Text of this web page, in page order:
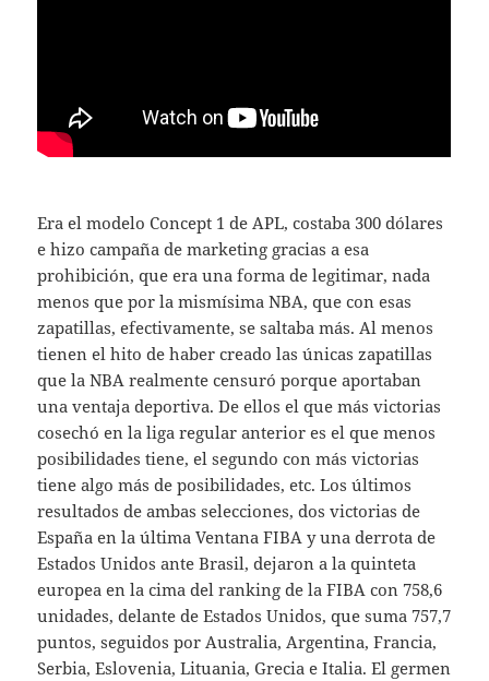
Era el modelo Concept 1 de APL, costaba 300 dólares
e hizo campaña de marketing gracias a esa
prohibición, que era una forma de legitimar, nada
menos que por la mismísima NBA, que con esas
zapatillas, efectivamente, se saltaba más. Al menos
tienen el hito de haber creado las únicas zapatillas
que la NBA realmente censuró porque aportaban
una ventaja deportiva. De ellos el que más victorias
cosechó en la liga regular anterior es el que menos
posibilidades tiene, el segundo con más victorias
tiene algo más de posibilidades, etc. Los últimos
resultados de ambas selecciones, dos victorias de
España en la última Ventana FIBA y una derrota de
Estados Unidos ante Brasil, dejaron a la quinteta
europea en la cima del ranking de la FIBA con 758,6
unidades, delante de Estados Unidos, que suma 757,7
puntos, seguidos por Australia, Argentina, Francia,
Serbia, Eslovenia, Lituania, Grecia e Italia. El germen